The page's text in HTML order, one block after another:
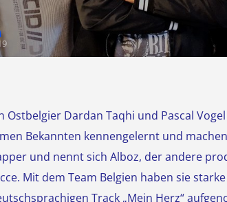
Ostbelgier Dardan Taqhi und Pascal
Bekannten kennengelernt und
und nennt sich Alboz, der andere
Mit dem Team Belgien haben sie
Track „Mein Herz“